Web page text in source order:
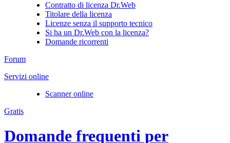
Contratto di licenza Dr.Web
Titolare della licenza
Licenze senza il supporto tecnico
Si ha un Dr.Web con la licenza?
Domande ricorrenti
Forum
Servizi online
Scanner online
Gratis
Domande frequenti per